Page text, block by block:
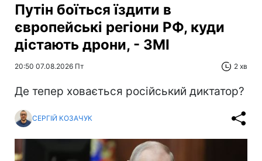
Путін боїться їздити в
європейські регіони РФ, куди
дістають дрони, - ЗМІ
20:50 07.08.2026 Пт 2 хв
Де тепер ховається російський диктатор?
СЕРГІЙ КОЗАЧУК